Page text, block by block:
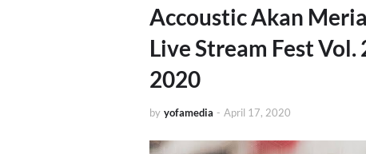
Accoustic Akan
Live Stream Fest Vol.
2020
by yofamedia - April 17, 2020